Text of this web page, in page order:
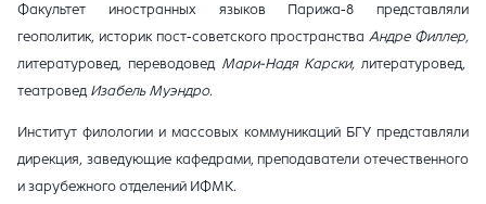
Факультет иностранных языков Парижа-8 представляли
геополитик, историк пост-советского пространства Андре Филлер,
литературовед, переводоведМари-Надя Карски,литературовед,
театровед Изабель Муэндро.
Институт филологии и массовых коммуникаций БГУ представляли
дирекция, заведующие кафедрами, преподаватели отечественного
и зарубежного отделений ИФМК.